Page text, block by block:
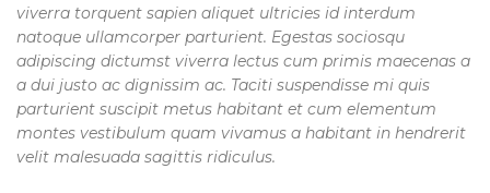
viverra torquent sapien aliquet ultricies id interdum
natoque ullamcorper parturient. Egestas sociosqu
adipiscing dictumst viverra lectus cum primis maecenas a
a dui justo ac dignissim ac. Taciti suspendisse mi quis
parturient suscipit metus habitant et cum elementum
montes vestibulum quam vivamus a habitant in hendrerit
velit malesuada sagittis ridiculus.